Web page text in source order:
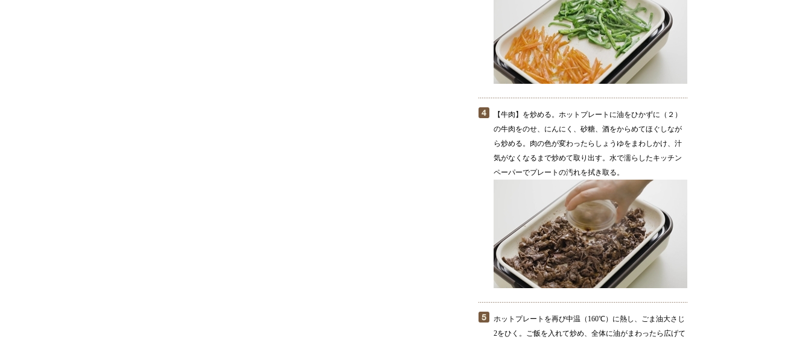
【牛肉】を炒める。ホットプレートに油をひかずに（２）
の牛肉をのせ、にんにく、砂糖、酒をからめてほぐしなが
ら炒める。肉の色が変わったらしょうゆをまわしかけ、汁
気がなくなるまで炒めて取り出す。水で濡らしたキッチン
ペーパーでプレートの汚れを拭き取る。
ホットプレートを再び中温（160℃）に熱し、ごま油大さじ
2をひく。ご飯を入れて炒め、全体に油がまわったら広げて